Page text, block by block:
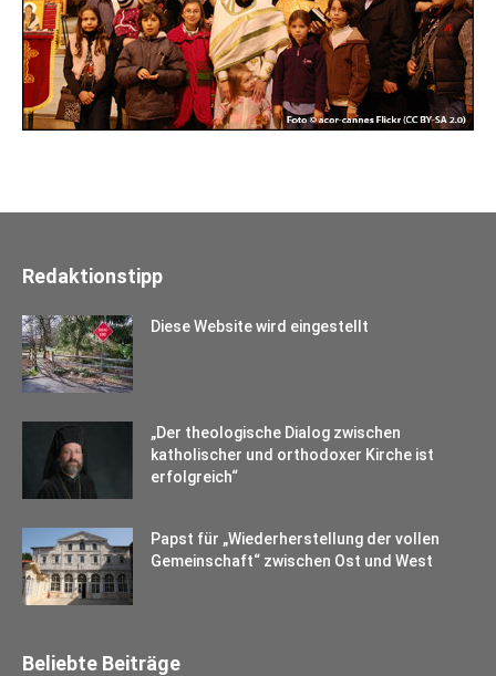
Redaktionstipp
Diese Website wird eingestellt
„Der theologische Dialog zwischen
katholischer und orthodoxer Kirche ist
erfolgreich“
Papst für „Wiederherstellung der vollen
Gemeinschaft“ zwischen Ost und West
Beliebte Beiträge